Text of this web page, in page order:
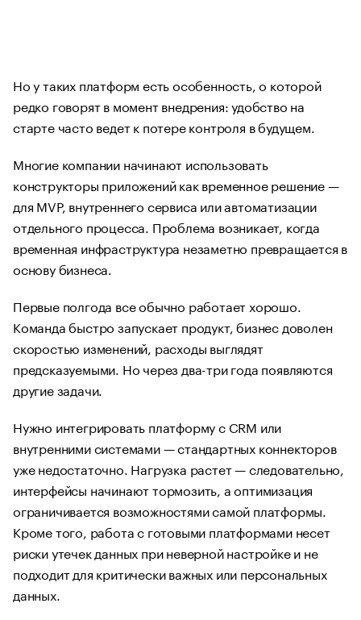
Но у таких платформ есть особенность, о которой
редко говорят в момент внедрения: удобство на
старте часто ведет к потере контроля в будущем.
Многие компании начинают использовать
конструкторы приложений как временное решение —
для MVP, внутреннего сервиса или автоматизации
отдельного процесса. Проблема возникает, когда
временная инфраструктура незаметно превращается в
основу бизнеса.
Первые полгода все обычно работает хорошо.
Команда быстро запускает продукт, бизнес доволен
скоростью изменений, расходы выглядят
предсказуемыми. Но через два-три года появляются
другие задачи.
Нужно интегрировать платформу с CRM или
внутренними системами — стандартных коннекторов
уже недостаточно. Нагрузка растет — следовательно,
интерфейсы начинают тормозить, а оптимизация
ограничивается возможностями самой платформы.
Кроме того, работа с готовыми платформами несет
риски утечек данных при неверной настройке и не
подходит для критически важных или персональных
данных.